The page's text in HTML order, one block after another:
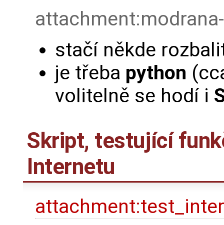
stačí někde
je třeba python
volitelně se hodí i
Skript, testující
Internetu